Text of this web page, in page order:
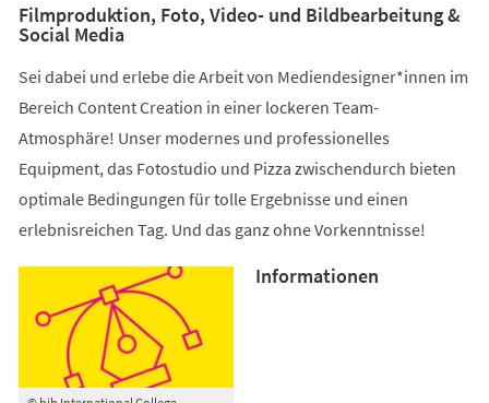
Filmproduktion, Foto, Video- und Bildbearbeitung &
Social Media
Sei dabei und erlebe die Arbeit von Mediendesigner*innen im
Bereich Content Creation in einer lockeren Team-
Atmosphäre! Unser modernes und professionelles
Equipment, das Fotostudio und Pizza zwischendurch bieten
optimale Bedingungen für tolle Ergebnisse und einen
erlebnisreichen Tag. Und das ganz ohne Vorkenntnisse!
Informationen